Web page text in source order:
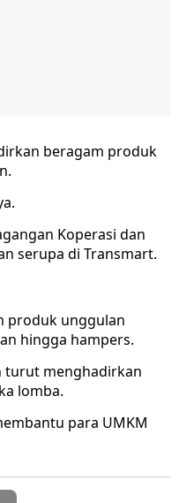
beragam produk
Koperasi dan
serupa di Transmart.
produk unggulan
hingga hampers.
turut menghadirkan
lomba.
para UMKM